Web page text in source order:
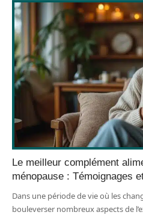
Le meilleur complément
ménopause : Témoignages
Dans une période de vie où les
bouleverser nombreux aspects de